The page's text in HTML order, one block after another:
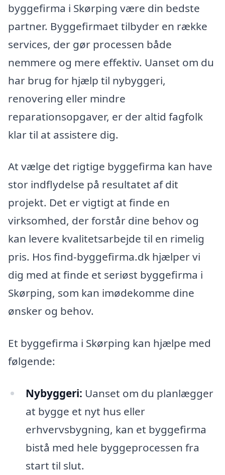
byggefirma i Skørping være din bedste
partner. Byggefirmaet tilbyder en række
services, der gør processen både
nemmere og mere effektiv. Uanset om du
har brug for hjælp til nybyggeri,
renovering eller mindre
reparationsopgaver, er der altid fagfolk
klar til at assistere dig.
At vælge det rigtige byggefirma kan have
stor indflydelse på resultatet af dit
projekt. Det er vigtigt at finde en
virksomhed, der forstår dine behov og
kan levere kvalitetsarbejde til en rimelig
pris. Hos find-byggefirma.dk hjælper vi
dig med at finde et seriøst byggefirma i
Skørping, som kan imødekomme dine
ønsker og behov.
Et byggefirma i Skørping kan hjælpe med
følgende:
Nybyggeri: Uanset om du planlægger
at bygge et nyt hus eller
erhvervsbygning, kan et byggefirma
bistå med hele byggeprocessen fra
start til slut.